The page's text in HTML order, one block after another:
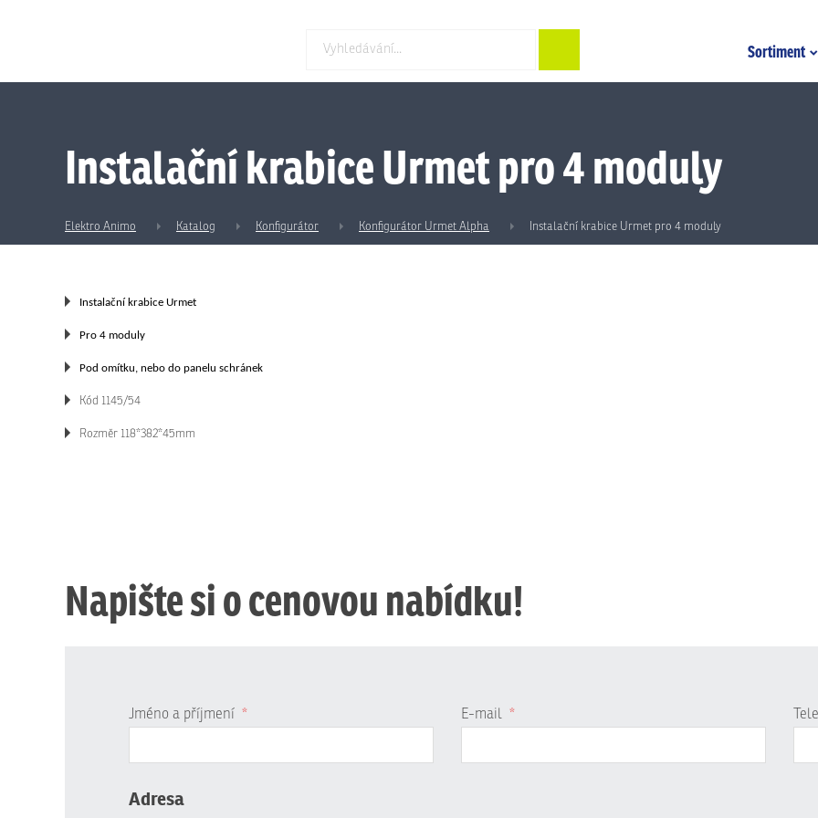
Sortiment
Instalační krabice Urmet pro 4 moduly
Elektro Animo Katalog Konfigurátor Konfigurátor Urmet Alpha Instalační krabice Urmet pro 4 moduly
Instalační krabice Urmet
Pro 4 moduly
Pod omítku, nebo do panelu schránek
Kód 1145/54
Rozměr 118*382*45mm
Napište si o cenovou nabídku!
Jméno a příjmení * E-mail *
Adresa